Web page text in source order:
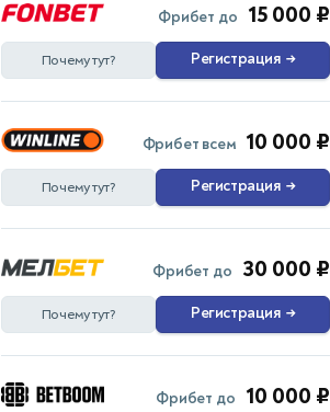
Фрибет до 15 000 ₽
Почему тут? Регистрация →
Фрибет всем 10 000 ₽
Почему тут? Регистрация →
Фрибет до 30 000 ₽
Почему тут? Регистрация →
Фрибет до 10 000 ₽